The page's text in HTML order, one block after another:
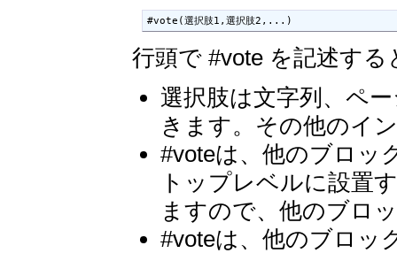
#vote(選択肢1,選択肢2,...)
行頭で #vote を記述す
選択肢は文字列、ペ
きます。その他のイ
#voteは、他のブロッ
トップレベルに設置
ますので、他のブロ
#voteは、他のブロッ